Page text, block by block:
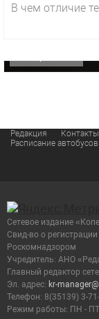
В чем отличие
«Звезда»
Редакция Контакты
Расписание автобусов
Сетевое издание
Cвид-во о
Роскомнадзором
Учредитель: АНО
Главный редактор
Эл. адрес: kr-
Телефон: 8(35139) 3-
Режим работы: ПН - ПТ